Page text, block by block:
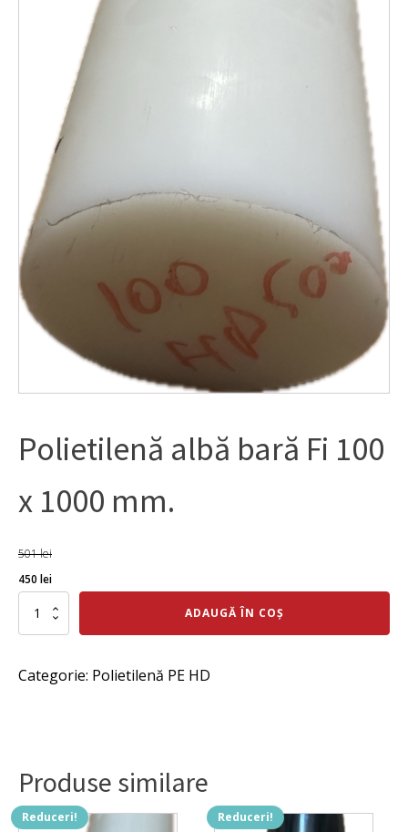
Polietilenă albă bară Fi 100
x 1000 mm.
501lei
Prețul
inițial
a
501 lei.
450 leiPrețul
curent
este:
Cantitate
Polietilenă
Fi
ADAUGĂ ÎN COȘ
Categorie: Polietilenă PE HD
Produse similare
Reduceri! Reduceri!